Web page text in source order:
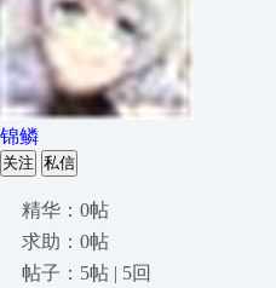
锦鳞
关注 私信
精华：0帖
求助：0帖
帖子：5帖 | 5回